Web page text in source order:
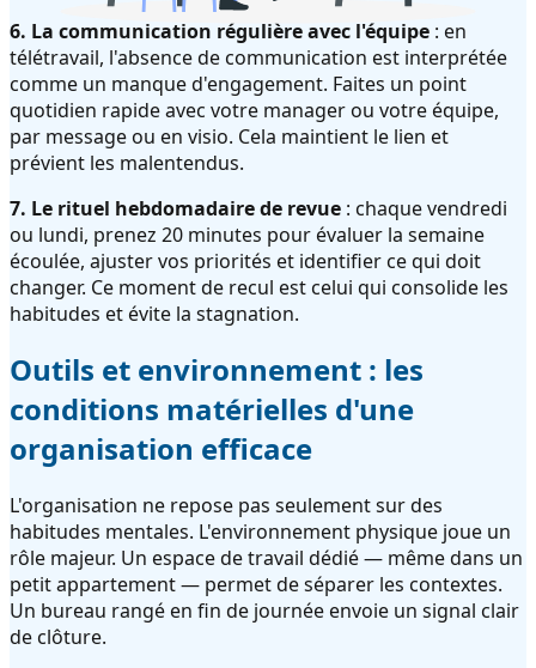
6. La communication régulière avec l'équipe : en
télétravail, l'absence de communication est interprétée
comme un manque d'engagement. Faites un point
quotidien rapide avec votre manager ou votre équipe,
par message ou en visio. Cela maintient le lien et
prévient les malentendus.
7. Le rituel hebdomadaire de revue : chaque vendredi
ou lundi, prenez 20 minutes pour évaluer la semaine
écoulée, ajuster vos priorités et identifier ce qui doit
changer. Ce moment de recul est celui qui consolide les
habitudes et évite la stagnation.
Outils et environnement : les
conditions matérielles d'une
organisation efficace
L'organisation ne repose pas seulement sur des
habitudes mentales. L'environnement physique joue un
rôle majeur. Un espace de travail dédié — même dans un
petit appartement — permet de séparer les contextes.
Un bureau rangé en fin de journée envoie un signal clair
de clôture.